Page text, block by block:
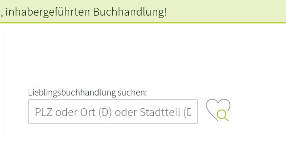
L‍i‍e‍b‍l‍i‍n‍g‍s‍b‍u‍c‍h‍h‍a‍n‍d‍l‍u‍n‍g‍ ‍s‍u‍c‍h‍e‍n‍:‍
, inhabergeführten Buchhandlung!